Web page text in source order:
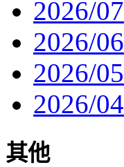
2026/07
2026/06
2026/05
2026/04
其他